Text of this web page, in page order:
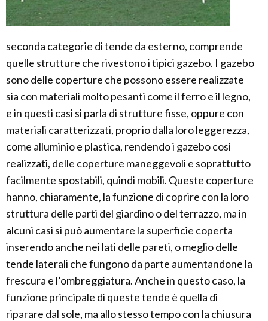
seconda categorie di tende da esterno, comprende
quelle strutture che rivestono i tipici gazebo. I gazebo
sono delle coperture che possono essere realizzate
sia con materiali molto pesanti come il ferro e il legno,
e in questi casi si parla di strutture fisse, oppure con
materiali caratterizzati, proprio dalla loro leggerezza,
come alluminio e plastica, rendendo i gazebo così
realizzati, delle coperture maneggevoli e soprattutto
facilmente spostabili, quindi mobili. Queste coperture
hanno, chiaramente, la funzione di coprire con la loro
struttura delle parti del giardino o del terrazzo, ma in
alcuni casi si può aumentare la superficie coperta
inserendo anche nei lati delle pareti, o meglio delle
tende laterali che fungono da parte aumentandone la
frescura e l’ombreggiatura. Anche in questo caso, la
funzione principale di queste tende è quella di
riparare dal sole, ma allo stesso tempo con la chiusura